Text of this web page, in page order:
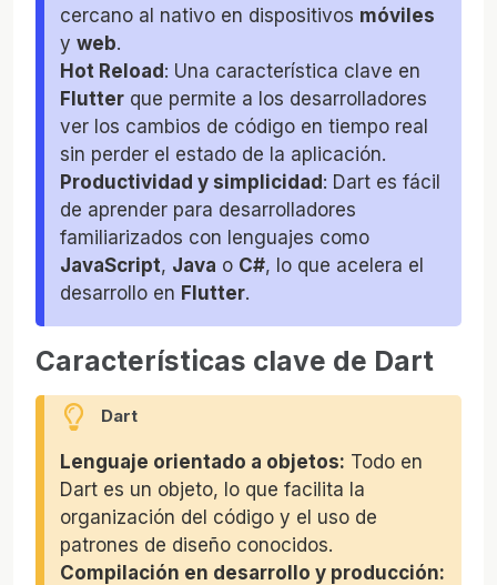
cercano al nativo en dispositivos móviles
yweb.
Hot Reload: Una característica clave en
Flutter que permite a los desarrolladores
ver los cambios de código en tiempo real
sin perder el estado de la aplicación.
Productividad y simplicidad: Dart es fácil
de aprender para desarrolladores
familiarizados con lenguajes como
JavaScript, Java o C#, lo que acelera el
desarrollo en Flutter.
Características clave de Dart
Dart
Lenguaje orientado a objetos: Todo en
Dart es un objeto, lo que facilita la
organización del código y el uso de
patrones de diseño conocidos.
Compilación en desarrollo y producción: